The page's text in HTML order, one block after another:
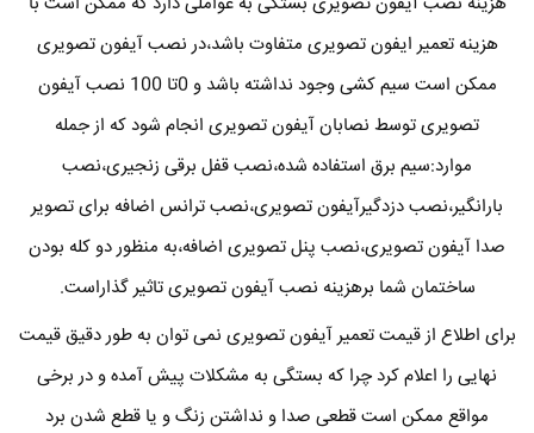
هزینه تعمیر ایفون تصویری متفاوت باشد،در نصب آیفون تصویری
ممکن است سیم کشی وجود نداشته باشد و 0تا 100 نصب آیفون
تصویری توسط نصابان آیفون تصویری انجام شود که از جمله
موارد:سیم برق استفاده شده،نصب قفل برقی زنجیری،نصب
بارانگیر،نصب دزدگیرآیفون تصویری،نصب ترانس اضافه برای تصویر
صدا آیفون تصویری،نصب پنل تصویری اضافه،به منظور دو کله بودن
ساختمان شما برهزینه نصب آیفون تصویری تاثیر گذاراست.
برای اطلاع از قیمت تعمیر آیفون تصویری نمی توان به طور دقیق قیمت
نهایی را اعلام کرد چرا که بستگی به مشکلات پیش آمده و در برخی
مواقع ممکن است قطعی صدا و نداشتن زنگ و یا قطع شدن برد